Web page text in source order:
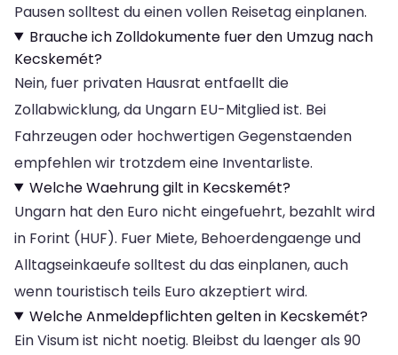
Pausen solltest du einen vollen Reisetag einplanen.
Brauche ich Zolldokumente fuer den Umzug nach
Kecskemét?
Nein, fuer privaten Hausrat entfaellt die
Zollabwicklung, da Ungarn EU-Mitglied ist. Bei
Fahrzeugen oder hochwertigen Gegenstaenden
empfehlen wir trotzdem eine Inventarliste.
Welche Waehrung gilt in Kecskemét?
Ungarn hat den Euro nicht eingefuehrt, bezahlt wird
in Forint (HUF). Fuer Miete, Behoerdengaenge und
Alltagseinkaeufe solltest du das einplanen, auch
wenn touristisch teils Euro akzeptiert wird.
Welche Anmeldepflichten gelten in Kecskemét?
Ein Visum ist nicht noetig. Bleibst du laenger als 90